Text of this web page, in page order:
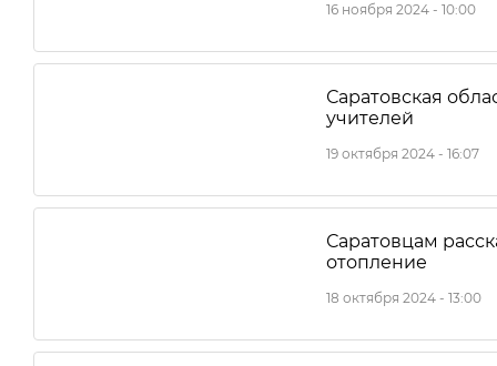
16 ноября 2024 - 10:00
Саратовская
учителей
19 октября 2024 - 16:07
Саратовцам
отопление
18 октября 2024 - 13:00